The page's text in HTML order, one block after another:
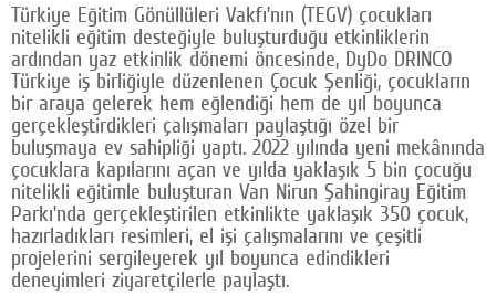
Google Plus
© 2026 TÜM HAKLARI SAKLIDIR
Türkiye Eğitim Gönüllüleri Vakfı’nın (TEGV) çocukları
nitelikli eğitim desteğiyle buluşturduğu etkinliklerin
ardından yaz etkinlik dönemi öncesinde, DyDo DRINCO
Türkiye iş birliğiyle düzenlenen Çocuk Şenliği, çocukların
bir araya gelerek hem eğlendiği hem de yıl boyunca
gerçekleştirdikleri çalışmaları paylaştığı özel bir
buluşmaya ev sahipliği yaptı. 2022 yılında yeni mekânında
çocuklara kapılarını açan ve yılda yaklaşık 5 bin çocuğu
nitelikli eğitimle buluşturan Van Nirun Şahingiray Eğitim
Parkı’nda gerçekleştirilen etkinlikte yaklaşık 350 çocuk,
hazırladıkları resimleri, el işi çalışmalarını ve çeşitli
projelerini sergileyerek yıl boyunca edindikleri
deneyimleri ziyaretçilerle paylaştı.